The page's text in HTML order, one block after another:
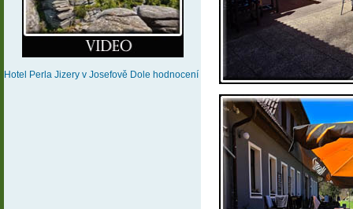
Hotel Perla Jizery v Josefově Dole hodnocení